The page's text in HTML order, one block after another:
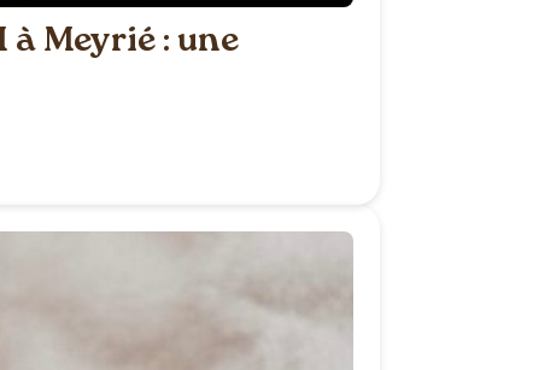
Meyrié : une